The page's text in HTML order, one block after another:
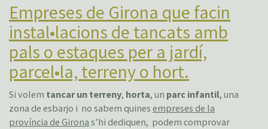
Empreses de Girona que facin
instal•lacions de tancats amb
pals o estaques per a jardí,
parcel•la, terreny o hort.
Si volem tancar un terreny, horta, un parc infantil, una
zona de esbarjo i no sabem quines empreses de la
província de Girona s’hi dediquen, podem comprovar